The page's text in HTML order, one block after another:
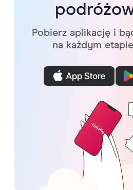
Pobierz aplikację i
na każdym